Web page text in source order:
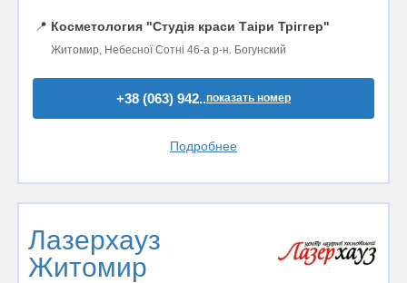
📍 Косметология "Студія краси Таіри Тріггер"
Житомир, Небесної Сотні 46-а р-н. Богунский
+38 (063) 942..показать номер
Подробнее
Лазерхауз
Житомир